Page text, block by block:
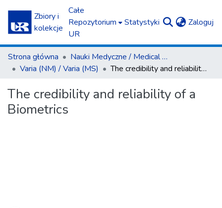
Zbiory i
kolekcje
Całe
Repozytorium
UR
Statystyki Zaloguj
Strona główna
Nauki Medyczne / Medical Sciences
Varia (NM) / Varia (MS)
The credibility and reliability of a Biometrics
The credibility and reliability of a
Biometrics